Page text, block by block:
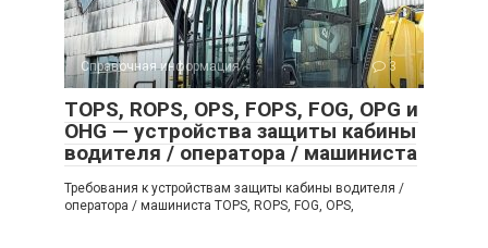
Справочная информация 3
TOPS, ROPS, OPS, FOPS, FOG, OPG и
OHG — устройства защиты кабины
водителя / оператора / машиниста
Требования к устройствам защиты кабины водителя /
оператора / машиниста TOPS, ROPS, FOG, OPS,